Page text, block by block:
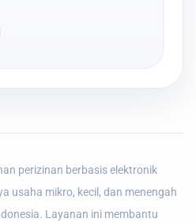
perizinan berbasis elektronik
usaha mikro, kecil, dan menengah
Layanan ini membantu